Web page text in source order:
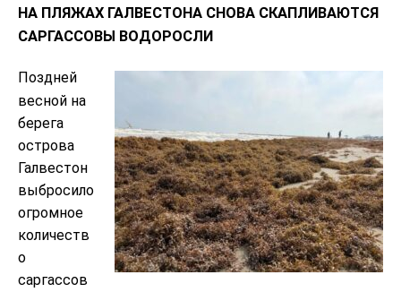
НА ПЛЯЖАХ ГАЛВЕСТОНА СНОВА СКАПЛИВАЮТСЯ
САРГАССОВЫ ВОДОРОСЛИ
Поздней
весной на
берега
острова
Галвестон
выбросило
огромное
количеств
о
саргассов